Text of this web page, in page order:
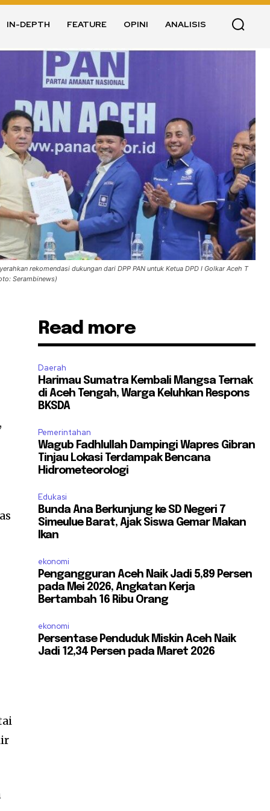
IN-DEPTH FEATURE OPINI ANALISIS
rekomendasi dukungan dari DPP PAN untuk Ketua DPD I Golkar Aceh T
Serambinews)
Read more
Daerah
Harimau Sumatra Kembali Mangsa Ternak
di Aceh Tengah, Warga Keluhkan Respons
BKSDA
Pemerintahan
Wagub Fadhlullah Dampingi Wapres Gibran
Tinjau Lokasi Terdampak Bencana
Hidrometeorologi
Edukasi
Bunda Ana Berkunjung ke SD Negeri 7
Simeulue Barat, Ajak Siswa Gemar Makan
Ikan
ekonomi
Pengangguran Aceh Naik Jadi 5,89 Persen
pada Mei 2026, Angkatan Kerja
Bertambah 16 Ribu Orang
ekonomi
Persentase Penduduk Miskin Aceh Naik
Jadi 12,34 Persen pada Maret 2026